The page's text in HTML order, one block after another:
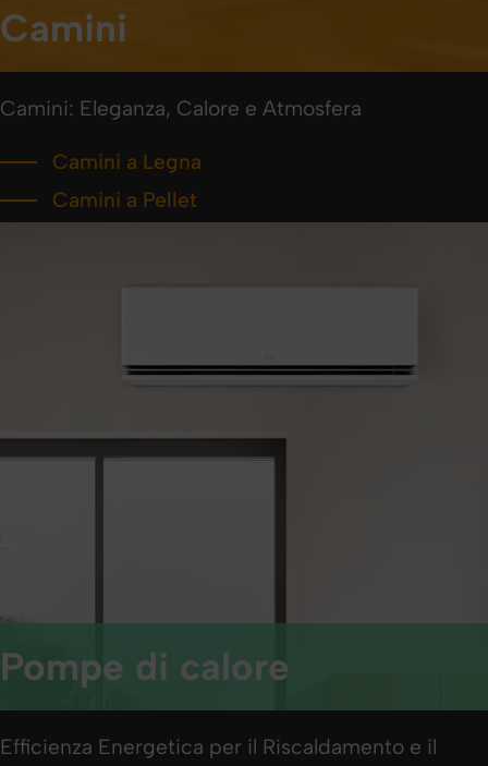
Camini
Camini: Eleganza, Calore e Atmosfera
Camini a Legna
Camini a Pellet
Pompe di calore
Efficienza Energetica per il Riscaldamento e il